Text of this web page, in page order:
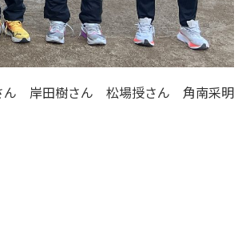
岸田樹さん 松場授さん 角南采明